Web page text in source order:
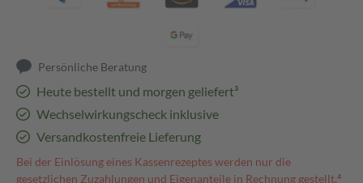
Persönliche Beratung
Heute bestellt und morgen geliefert³
Wechselwirkungscheck inklusive
Versandkostenfreie Lieferung
Bei der Einlösung eines Kassenrezeptes werden nur die
gesetzlichen Zuzahlungen und Eigenanteile in Rechnung gestellt.⁴